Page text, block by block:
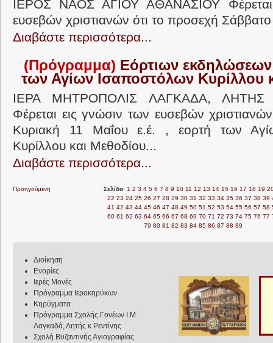
ΙΕΡΟΣ ΝΑΟΣ ΑΓΙΟΥ ΑΘΑΝΑΣΙΟΥ Φέρεται
ευσεβών χριστιανών ότι το προσεχή
Διαβάστε περισσότερα...
(Πρόγραμμα) Εόρτιων εκδηλώσεων
των Αγίων Ισαποστόλων Κυρίλλου
ΙΕΡΑ ΜΗΤΡΟΠΟΛΙΣ ΛΑΓΚΑΔΑ, ΛΗΤΗΣ
Φέρεται εις γνώσιν των ευσεβών
Κυριακή 11 Μαΐου ε.έ. , εορτή των
Κυρίλλου και Μεθοδίου...
Διαβάστε περισσότερα...
Προηγούμενη Σελίδα: 1 2 3 4 5 6 7 8 9 10 11 12 13 14 15 16 17 18 19
22 23 24 25 26 27 28 29 30 31 32 33 34 35 36 37 38 39
41 42 43 44 45 46 47 48 49 50 51 52 53 54 55 56 57 58
60 61 62 63 64 65 66 67 68 69 70 71 72 73 74 75 76 77
79 80 81 82 83 84 85 86 87 88 89
Διοίκηση
Ενορίες
Ιερές Μονές
Πρόγραμμα Ιεροκηρύκων
Κηρύγματα
Πρόγραμμα Σχολής Γονέων Ι.Μ.
Λαγκαδά, Λητής κ Ρεντίνης
Σχολή Βυζαντινής Αγιογραφίας